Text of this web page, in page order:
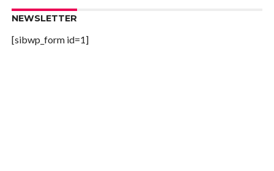
NEWSLETTER
[sibwp_form id=1]